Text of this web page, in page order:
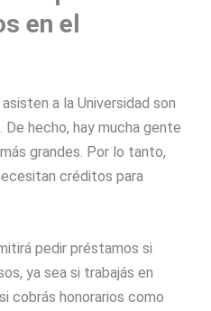
en el
a la Universidad son
hecho, hay mucha gente
grandes. Por lo tanto,
créditos para
pedir préstamos si
ya sea si trabajás en
cobrás honorarios como